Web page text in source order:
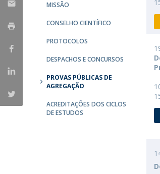
MISSÃO
CONSELHO CIENTÍFICO
PROTOCOLOS
DESPACHOS E CONCURSOS
PROVAS PÚBLICAS DE
AGREGAÇÃO
ACREDITAÇÕES DOS CICLOS
DE ESTUDOS